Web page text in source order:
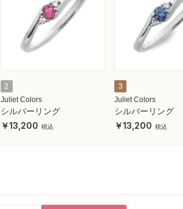
2
Juliet Colors
シルバーリング
13,200
3
Juliet Colors
シルバーリング
13,200